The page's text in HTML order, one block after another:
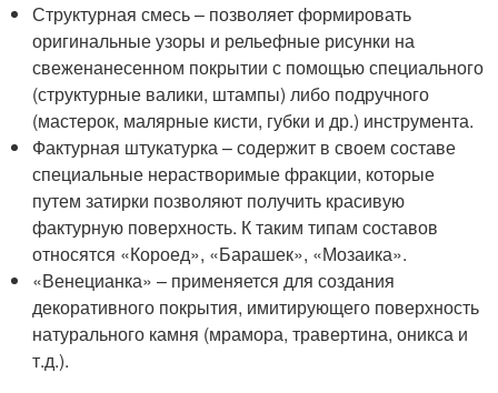
Структурная смесь – позволяет формировать
оригинальные узоры и рельефные рисунки на
свеженанесенном покрытии с помощью специального
(структурные валики, штампы) либо подручного
(мастерок, малярные кисти, губки и др.) инструмента.
Фактурная штукатурка – содержит в своем составе
специальные нерастворимые фракции, которые
путем затирки позволяют получить красивую
фактурную поверхность. К таким типам составов
относятся «Короед», «Барашек», «Мозаика».
«Венецианка» – применяется для создания
декоративного покрытия, имитирующего поверхность
натурального камня (мрамора, травертина, оникса и
т.д.).